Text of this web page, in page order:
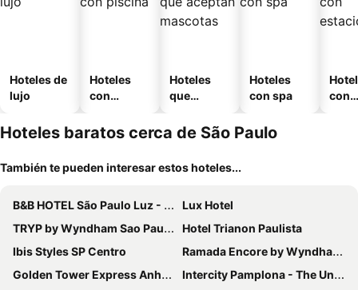
Hoteles de
lujo
Hoteles
con
Hoteles
que
mascotas
Hoteles
con spa
con
Hoteles baratos cerca de São Paulo
También te pueden interesar estos hoteles...
B&B HOTEL São Paulo Luz - Centro
Lux Hotel
TRYP by Wyndham Sao Paulo Paulista Paraiso
Hotel Trianon Paulista
Ibis Styles SP Centro
Ramada Encore by Wyndham Sao Paulo Tiradentes
Golden Tower Express Anhembi by Fênix Hotéis
Intercity Pamplona - The Universe Paulista